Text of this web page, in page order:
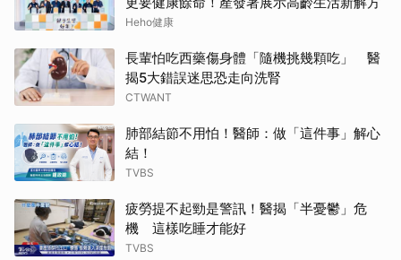
Heho健康
長輩怕吃西藥傷身體「隨機挑幾顆吃」 醫
揭5大錯誤迷思恐走向洗腎
CTWANT
肺部結節不用怕！醫師：做「這件事」解心
結！
TVBS
疲勞提不起勁是警訊！醫揭「半憂鬱」危
機 這樣吃睡才能好
TVBS